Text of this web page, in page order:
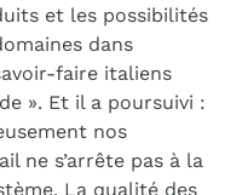
et les possibilités
dans
faire italiens
». Et il a poursuivi :
nos
ne s’arrête pas à la
La qualité des